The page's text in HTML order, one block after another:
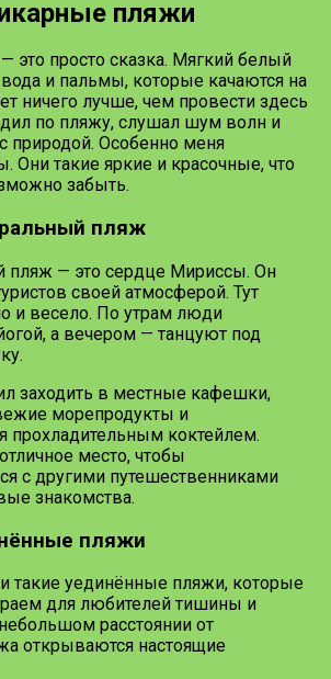
пляжи
это просто сказка. Мягкий белый
и пальмы, которые качаются на
ничего лучше, чем провести здесь
по пляжу, слушал шум волн и
природой. Особенно меня
Они такие яркие и красочные, что
забыть.
пляж
пляж — это сердце Мириссы. Он
своей атмосферой. Тут
и весело. По утрам люди
а вечером — танцуют под
заходить в местные кафешки,
морепродукты и
прохладительным коктейлем.
место, чтобы
с другими путешественниками
знакомства.
пляжи
такие уединённые пляжи, которые
раем для любителей тишины и
расстоянии от
открываются настоящие